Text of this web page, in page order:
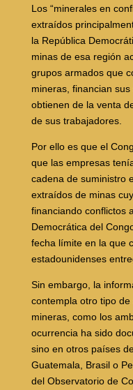
Los “minerales en
extraídos
la República
minas de esa región
grupos armados que
mineras, financian
obtienen de la venta
de sus trabajadores.
Por ello es que el
que las empresas
cadena de suministro
extraídos de minas
financiando conflictos
Democrática del
fecha límite en la que
estadounidenses
Sin embargo, la
contempla otro tipo
mineras, como los
ocurrencia ha sido
sino en otros países
Guatemala, Brasil o
del Observatorio de